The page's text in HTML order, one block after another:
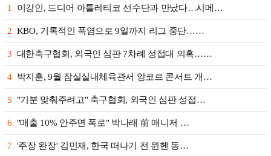
1 이강인, 드디어 아틀레티코 선수단과 만났다…시메…
2 KBO, 기록적인 폭염으로 9일까지 리그 중단……
3 대한축구협회, 외국인 심판 7차례 성접대 의혹……
4 박지훈, 9월 잠실실내체육관서 앙코르 콘서트 개…
5 "기분 맞춰주려고" 축구협회, 외국인 심판 성접…
6 "매출 10% 안주면 폭로" 박나래 前 매니저 …
7 '주장 완장' 김민재, 한국 떠나기 전 뮌헨 동…